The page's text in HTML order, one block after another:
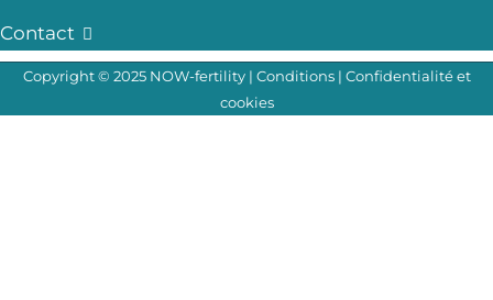
Contact
Copyright © 2025 NOW-fertility | Conditions| Confidentialité et
cookies